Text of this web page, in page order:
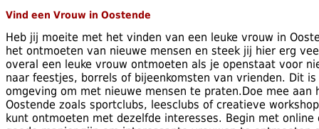
Vind een Vrouw in Oostende
Heb jij moeite met het vinden van een leuke vrouw in
het ontmoeten van nieuwe mensen en steek jij hier erg
overal een leuke vrouw ontmoeten als je openstaat voor
naar feestjes, borrels of bijeenkomsten van vrienden. Dit
omgeving om met nieuwe mensen te praten.Doe mee aan
Oostende zoals sportclubs, leesclubs of creatieve
kunt ontmoeten met dezelfde interesses. Begin met